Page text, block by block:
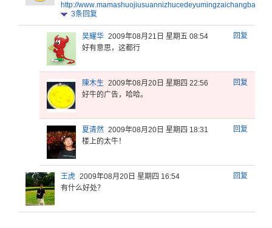
http://www.mamashuojiusuannizhucedeyumingzaichangbaidud
3条回复
回复
吴耀华 2009年08月21日 星期五 08:54
好有意思，这都行
回复
陳木生 2009年08月20日 星期四 22:56
好牛的广告，哈哈。
回复
夏清然 2009年08月20日 星期四 18:31
楼上的太牛！
回复
王虎 2009年08月20日 星期四 16:54
有什么好处？